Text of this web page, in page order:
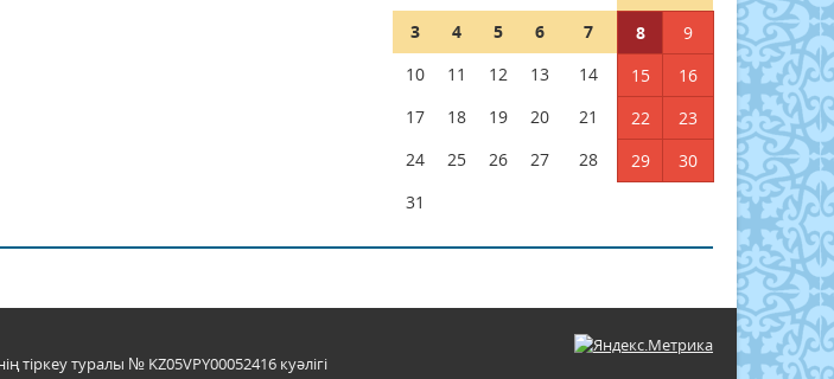
3
4 5 6 7 8
9
10
11 12 13 14 15
16
17
18 19 20 21 22
23
24
25 26 27 28 29
30
31
тіркеу туралы № KZ05VPY00052416 куәлігі